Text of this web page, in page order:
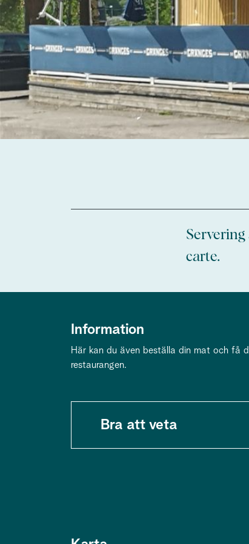
Servering
carte.
Information
Här kan du även beställa din mat och få
restaurangen.
Bra att veta